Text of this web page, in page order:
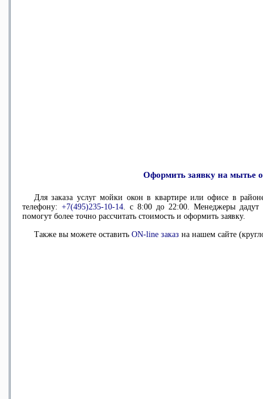
Оформить заявку на мытье
Для заказа услуг мойки окон в квартире или офисе в
телефону: +7(495)235-10-14. с 8:00 до 22:00. Менеджеры
помогут более точно рассчитать стоимость и оформить заявку.
Также вы можете оставить ON-line заказ на нашем сайте